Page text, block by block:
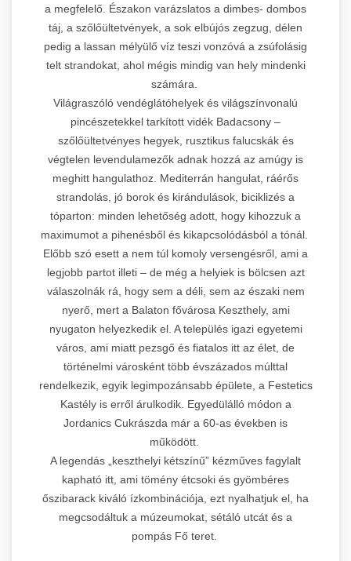
a megfelelő. Északon varázslatos a dimbes- dombos
táj, a szőlőültetvények, a sok elbújós zegzug, délen
pedig a lassan mélyülő víz teszi vonzóvá a zsúfolásig
telt strandokat, ahol mégis mindig van hely mindenki
számára.
Világraszóló vendéglátóhelyek és világszínvonalú
pincészetekkel tarkított vidék Badacsony –
szőlőültetvényes hegyek, rusztikus falucskák és
végtelen levendulamezők adnak hozzá az amúgy is
meghitt hangulathoz. Mediterrán hangulat, ráérős
strandolás, jó borok és kirándulások, biciklizés a
tóparton: minden lehetőség adott, hogy kihozzuk a
maximumot a pihenésből és kikapcsolódásból a tónál.
Előbb szó esett a nem túl komoly versengésről, ami a
legjobb partot illeti – de még a helyiek is bölcsen azt
válaszolnák rá, hogy sem a déli, sem az északi nem
nyerő, mert a Balaton fővárosa Keszthely, ami
nyugaton helyezkedik el. A település igazi egyetemi
város, ami miatt pezsgő és fiatalos itt az élet, de
történelmi városként több évszázados múlttal
rendelkezik, egyik legimpozánsabb épülete, a Festetics
Kastély is erről árulkodik. Egyedülálló módon a
Jordanics Cukrászda már a 60-as években is
működött.
A legendás „keszthelyi kétszínű” kézműves fagylalt
kapható itt, ami tömény étcsoki és gyömbéres
őszibarack kiváló ízkombinációja, ezt nyalhatjuk el, ha
megcsodáltuk a múzeumokat, sétáló utcát és a
pompás Fő teret.